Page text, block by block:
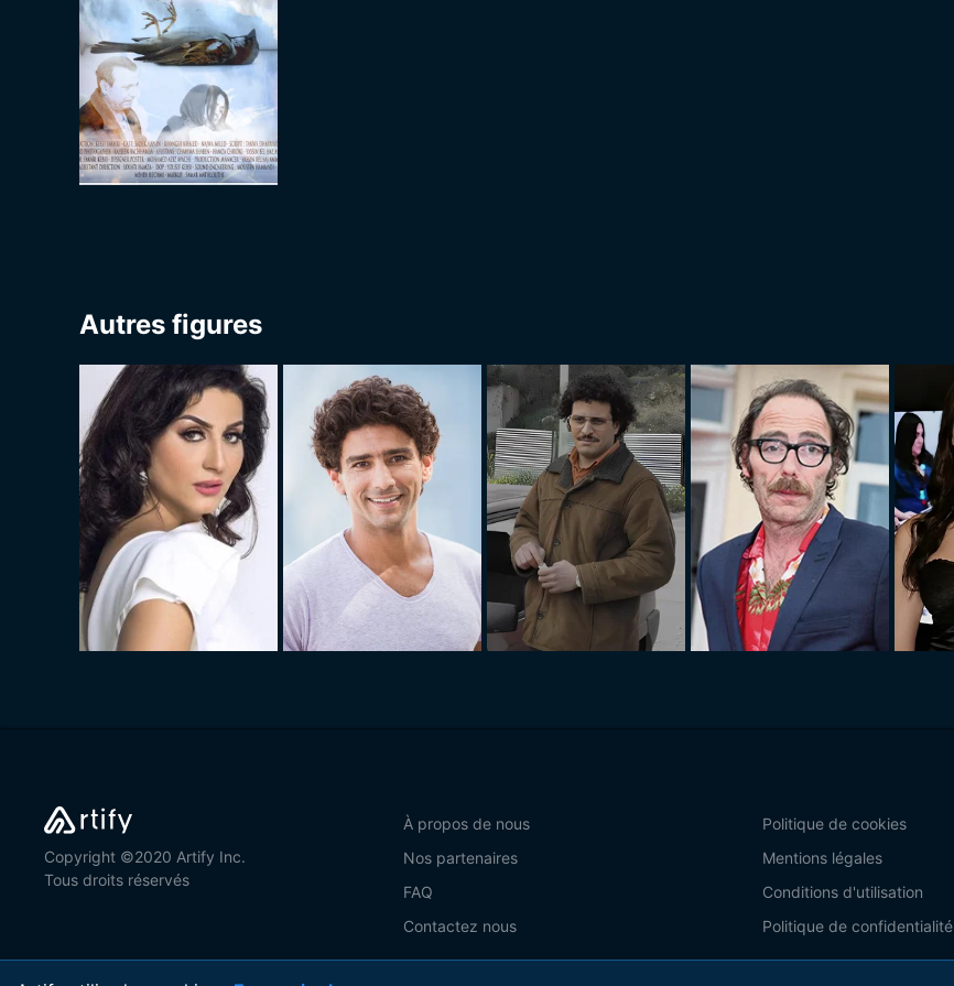
Autres figures
Copyright ©2020 Artify Inc.
Tous droits réservés
À propos de nous
Nos partenaires
FAQ
Contactez nous
Politique de cookies
Mentions légales
Conditions d'utilisation
Politique de confidentialité